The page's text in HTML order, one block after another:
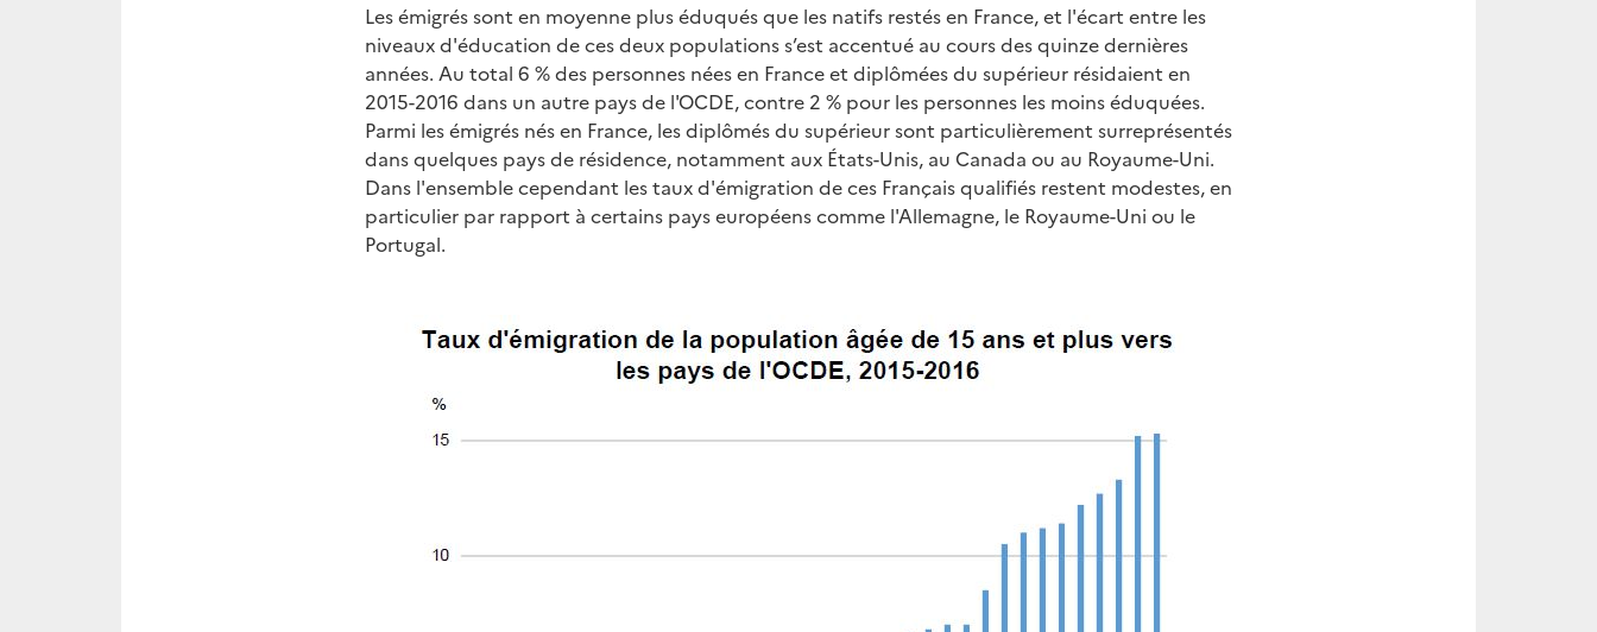
Les émigrés sont en moyenne plus éduqués que les natifs restés en France, et l'écart entre les
niveaux d'éducation de ces deux populations s’est accentué au cours des quinze dernières
années. Au total 6 % des personnes nées en France et diplômées du supérieur résidaient en
2015-2016 dans un autre pays de l'OCDE, contre 2 % pour les personnes les moins éduquées.
Parmi les émigrés nés en France, les diplômés du supérieur sont particulièrement surreprésentés
dans quelques pays de résidence, notamment aux États-Unis, au Canada ou au Royaume-Uni.
Dans l'ensemble cependant les taux d'émigration de ces Français qualifiés restent modestes, en
particulier par rapport à certains pays européens comme l'Allemagne, le Royaume-Uni ou le
Portugal.